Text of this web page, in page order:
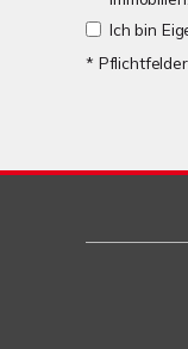
Ich bin
* Pflichtfelder